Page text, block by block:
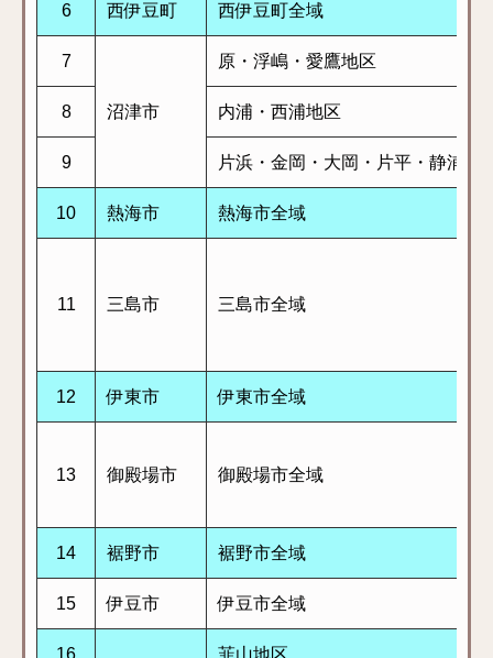
6 西伊豆町 西伊豆町全域
7
沼津市
原・浮嶋・愛鷹地区
8 内浦・西浦地区
9 片浜・金岡・大岡・片平・静浦・
10 熱海市 熱海市全域
11 三島市 三島市全域
12 伊東市 伊東市全域
13 御殿場市 御殿場市全域
14 裾野市 裾野市全域
15 伊豆市 伊豆市全域